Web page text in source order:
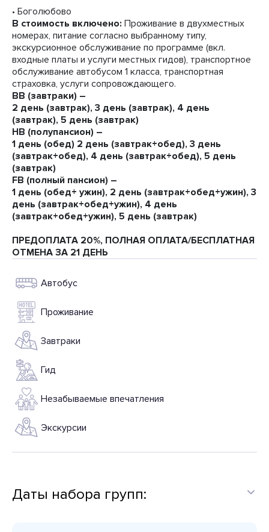
• Боголюбово
В стоимость включено: Проживание в двухместных
номерах, питание согласно выбранному типу,
экскурсионное обслуживание по программе (вкл.
входные платы и услуги местных гидов), транспортное
обслуживание автобусом 1 класса, транспортная
страховка, услуги сопровождающего.
BB (завтраки) –
2 день (завтрак), 3 день (завтрак), 4 день
(завтрак), 5 день (завтрак)
HB (полупансион) –
1 день (обед) 2 день (завтрак+обед), 3 день
(завтрак+обед), 4 день (завтрак+обед), 5 день
(завтрак)
FB (полный пансион) –
1 день (обед+ ужин), 2 день (завтрак+обед+ужин), 3
день (завтрак+обед+ужин), 4 день
(завтрак+обед+ужин), 5 день (завтрак)
ПРЕДОПЛАТА 20%, ПОЛНАЯ ОПЛАТА/БЕСПЛАТНАЯ
ОТМЕНА ЗА 21 ДЕНЬ
Автобус
Проживание
Завтраки
Гид
Незабываемые впечатления
Экскурсии
Даты набора групп: